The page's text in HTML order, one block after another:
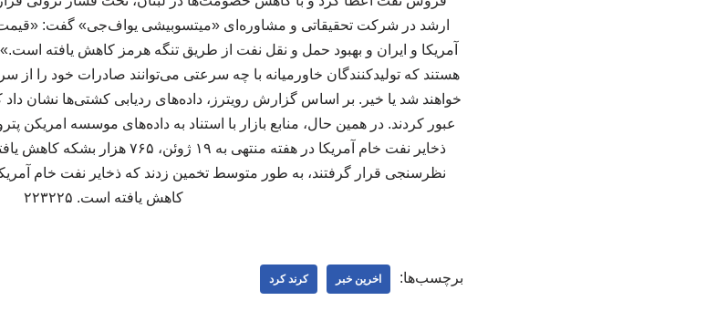
ارشد در شرکت تحقیقاتی و مشاوره‌ای «میتسوبیشی یواف‌جی» گفت:
آمریکا و ایران و بهبود حمل و نقل نفت از طریق تنگه هرمز کاهش یافته
هستند که تولیدکنندگان خاورمیانه با چه سرعتی می‌توانند صادرات خود را از
خواهند شد یا خیر. بر اساس گزارش رویترز، داده‌های ردیابی کشتی‌ها نشان
عبور کردند. در همین حال، منابع بازار با استناد به داده‌های موسسه امریکن
کاهش یافته است. ۲۲۳۲۲۵
برچسب‌ها: اخرین خبر کرند کرد